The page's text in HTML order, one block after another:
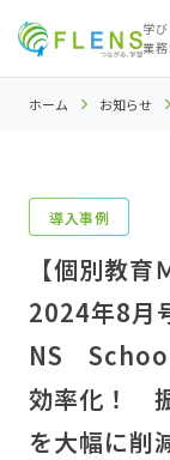
学
業
ホーム お知らせ
導入事例
【個別教
2024年8月
NS
効率化！
を大幅に削